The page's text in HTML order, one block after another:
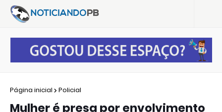
Página inicial Policial
Mulher é presa por envolvimento